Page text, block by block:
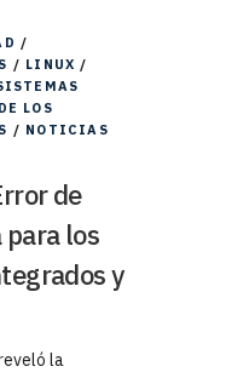
/
/ LINUX /
LOS
/ NOTICIAS
de
para los
y
la